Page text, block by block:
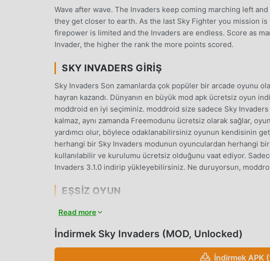
Wave after wave. The Invaders keep coming marching left
they get closer to earth. As the last Sky Fighter you mission
firepower is limited and the Invaders are endless. Score as
Invader, the higher the rank the more points scored.
SKY INVADERS GIRIŞ
Sky Invaders Son zamanlarda çok popüler bir arcade oyunu
hayran kazandı. Dünyanın en büyük mod apk ücretsiz oyun
moddroid en iyi seçiminiz. moddroid size sadece Sky
kalmaz, aynı zamanda Freemodunu ücretsiz olarak sağlar,
yardımcı olur, böylece odaklanabilirsiniz oyunun kendisinin
herhangi bir Sky Invaders modunun oyunculardan herhangi
kullanılabilir ve kurulumu ücretsiz olduğunu vaat ediyor.
Invaders 3.1.0 indirip yükleyebilirsiniz. Ne duruyorsun,
EŞSIZ OYUN
Sky Invaders Popüler bir arcade oyunu olarak, benzersiz
geçirmeniz yeterlidir, böylece tüm oyuna kolayca başlayabilir
platform inşa etti ve dünyadaki tüm arcade oyun severlerle
Read more
İndirmek Sky Invaders (MOD, Unlocked)
İndirmek APK